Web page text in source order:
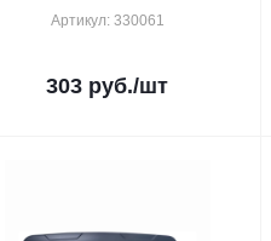
Артикул: 330061
303 руб./шт